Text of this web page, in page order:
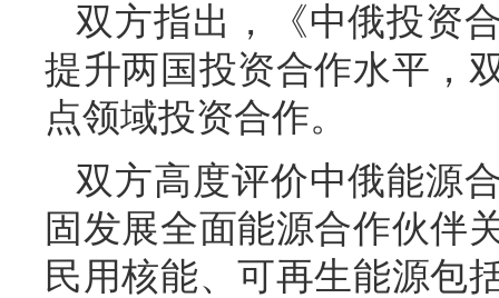
双方指出，《中俄投资
提升两国投资合作水平，
点领域投资合作。
双方高度评价中俄能源
固发展全面能源合作伙伴
民用核能、可再生能源包